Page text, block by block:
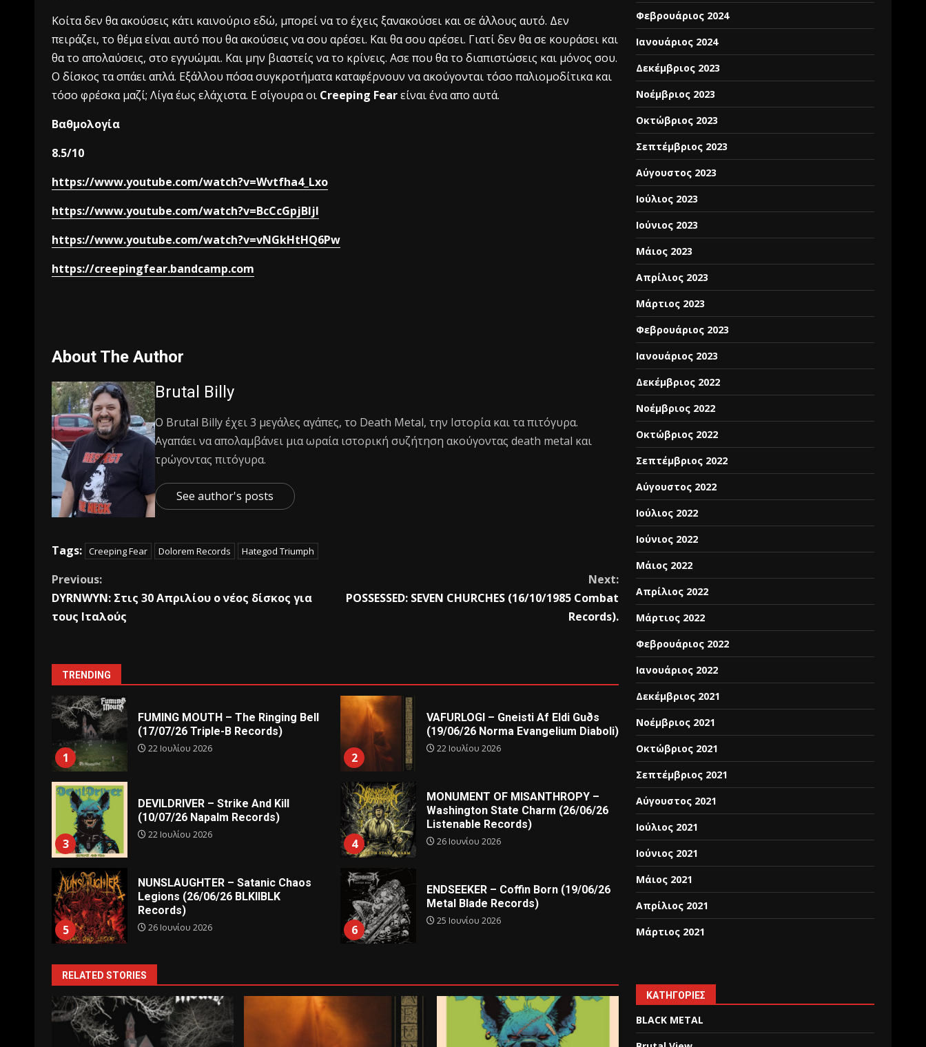
Κοίτα δεν θα ακούσεις κάτι καινούριο εδώ, μπορεί να το έχεις ξανακούσει και σε άλλους αυτό. Δεν
πειράζει, το θέμα είναι αυτό που θα ακούσεις να σου αρέσει. Και θα σου αρέσει. Γιατί δεν θα σε κουράσει και
θα το απολαύσεις, στο εγγυώμαι. Και μην βιαστείς να το κρίνεις. Ασε που θα το διαπιστώσεις και μόνος σου.
Ο δίσκος τα σπάει απλά. Εξάλλου πόσα συγκροτήματα καταφέρνουν να ακούγονται τόσο παλιομοδίτικα και
τόσο φρέσκα μαζί; Λίγα έως ελάχιστα. Ε σίγουρα οι Creeping Fearείναι ένα απο αυτά.
Βαθμολογία
8.5/10
https://www.youtube.com/watch?v=Wvtfha4_Lxo
https://www.youtube.com/watch?v=BcCcGpjBljI
https://www.youtube.com/watch?v=vNGkHtHQ6Pw
https://creepingfear.bandcamp.com
About The Author
Brutal Billy
Ο Βrutal Βilly έχει 3 μεγάλες αγάπες, το Death Metal, την Ιστορία και τα πιτόγυρα.
Αγαπάει να απολαμβάνει μια ωραία ιστορική συζήτηση ακούγοντας death metal και
τρώγοντας πιτόγυρα.
See author's posts
Tags: Creeping Fear Dolorem Records Hategod Triumph
Previous:
DYRNWYN: Στις 30 Απριλίου ο νέος δίσκος για
τους Ιταλούς
Next:
POSSESSED: SEVEN CHURCHES (16/10/1985 Combat
Records).
TRENDING
1
FUMING MOUTH – The Ringing Bell
(17/07/26 Triple-B Records)
22 Ιουλίου 2026
2
VAFURLOGI – Gneisti Af Eldi Guðs
(19/06/26 Norma Evangelium Diaboli)
22 Ιουλίου 2026
3
DEVILDRIVER – Strike And Kill
(10/07/26 Napalm Records)
22 Ιουλίου 2026
4
MONUMENT OF MISANTHROPY –
Washington State Charm (26/06/26
Listenable Records)
26 Ιουνίου 2026
5
NUNSLAUGHTER – Satanic Chaos
Legions (26/06/26 BLKIIBLK
Records)
26 Ιουνίου 2026 6
ENDSEEKER – Coffin Born (19/06/26
Metal Blade Records)
25 Ιουνίου 2026
RELATED STORIES
Φεβρουάριος 2024
Ιανουάριος 2024
Δεκέμβριος 2023
Νοέμβριος 2023
Οκτώβριος 2023
Σεπτέμβριος 2023
Αύγουστος 2023
Ιούλιος 2023
Ιούνιος 2023
Μάιος 2023
Απρίλιος 2023
Μάρτιος 2023
Φεβρουάριος 2023
Ιανουάριος 2023
Δεκέμβριος 2022
Νοέμβριος 2022
Οκτώβριος 2022
Σεπτέμβριος 2022
Αύγουστος 2022
Ιούλιος 2022
Ιούνιος 2022
Μάιος 2022
Απρίλιος 2022
Μάρτιος 2022
Φεβρουάριος 2022
Ιανουάριος 2022
Δεκέμβριος 2021
Νοέμβριος 2021
Οκτώβριος 2021
Σεπτέμβριος 2021
Αύγουστος 2021
Ιούλιος 2021
Ιούνιος 2021
Μάιος 2021
Απρίλιος 2021
Μάρτιος 2021
KΑΤΗΓΟΡΊΕΣ
BLACK METAL